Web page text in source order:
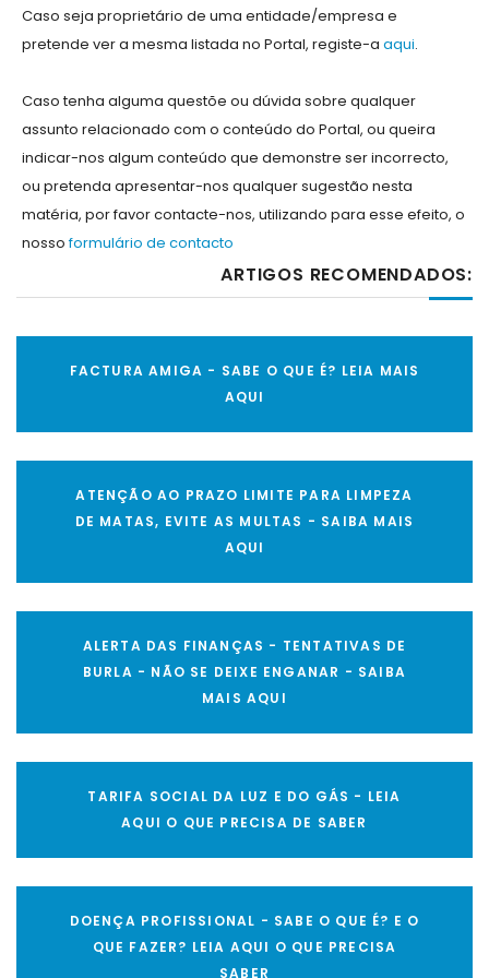
Caso seja proprietário de uma entidade/empresa e
pretende ver a mesma listada no Portal, registe-a aqui.
Caso tenha alguma questõe ou dúvida sobre qualquer
assunto relacionado com o conteúdo do Portal, ou queira
indicar-nos algum conteúdo que demonstre ser incorrecto,
ou pretenda apresentar-nos qualquer sugestão nesta
matéria, por favor contacte-nos, utilizando para esse efeito, o
nossoformulário de contacto
ARTIGOS RECOMENDADOS:
FACTURA AMIGA - SABE O QUE É? LEIA MAIS
AQUI
ATENÇÃO AO PRAZO LIMITE PARA LIMPEZA
DE MATAS, EVITE AS MULTAS - SAIBA MAIS
AQUI
ALERTA DAS FINANÇAS - TENTATIVAS DE
BURLA - NÃO SE DEIXE ENGANAR - SAIBA
MAIS AQUI
TARIFA SOCIAL DA LUZ E DO GÁS - LEIA
AQUI O QUE PRECISA DE SABER
DOENÇA PROFISSIONAL - SABE O QUE É? E O
QUE FAZER? LEIA AQUI O QUE PRECISA
SABER